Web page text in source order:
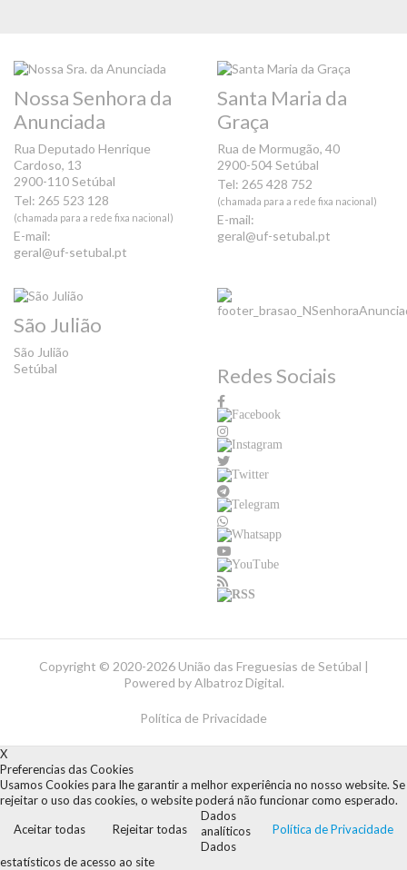
Nossa Senhora da
Anunciada
Rua Deputado Henrique
Cardoso, 13
2900-110 Setúbal
Tel: 265 523 128
(chamada para a rede fixa nacional)
E-mail:
geral@uf-setubal.pt
Santa Maria da
Graça
Rua de Mormugão, 40
2900-504 Setúbal
Tel: 265 428 752
(chamada para a rede fixa nacional)
E-mail:
geral@uf-setubal.pt
São Julião
São Julião
Setúbal
Redes Sociais
Copyright © 2020-2026 União das Freguesias de Setúbal |
Powered byAlbatroz Digital.
Política de Privacidade
X
Preferencias das Cookies
Usamos Cookies para lhe garantir a melhor experiência no nosso website. Se
rejeitar o uso das cookies, o website poderá não funcionar como esperado.
Aceitar todas
Rejeitar todas Política de Privacidade
Dados
analíticos
Dados
estatísticos de acesso ao site